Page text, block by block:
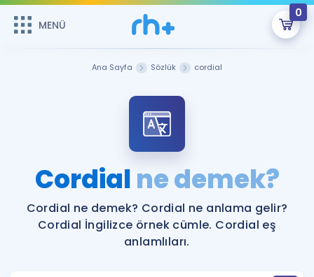
MENÜ
0
ÜYE DEĞİLİM
Sepetin Şu An Boş.
Remzi Hoca ile seni sınava hazırlayacak onlarca eğitim seni
bekliyor!
MENÜ
Faydalı Araçlar
Ana Sayfa Sözlük cordial
Cordialne demek?
Cordial ne demek? Cordial ne anlama gelir?
Cordial İngilizce örnek cümle. Cordial eş
anlamlıları.